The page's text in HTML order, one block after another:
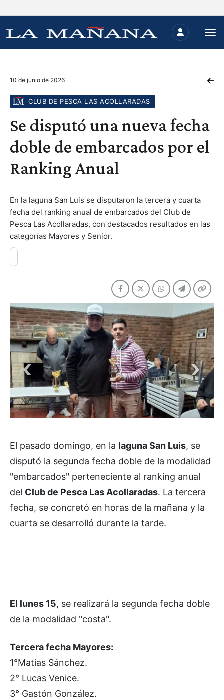
10 de junio de 2026
CLUB DE PESCA LAS ACOLLARADAS
Se disputó una nueva fecha
doble de embarcados por el
Ranking Anual
En la laguna San Luis se disputaron la tercera y cuarta
fecha del ranking anual de embarcados del Club de
Pesca Las Acollaradas, con destacados resultados en las
categorías Mayores y Senior.
El pasado domingo, en la laguna San Luis, se
disputó la segunda fecha doble de la modalidad
"embarcados" perteneciente al ranking anual
del Club de Pesca Las Acollaradas. La tercera
fecha, se concretó en horas de la mañana y la
cuarta se desarrolló durante la tarde.
El lunes 15, se realizará la segunda fecha doble
de la modalidad "costa".
Tercera fecha Mayores:
1°Matías Sánchez.
2° Lucas Venice.
3° Gastón González.